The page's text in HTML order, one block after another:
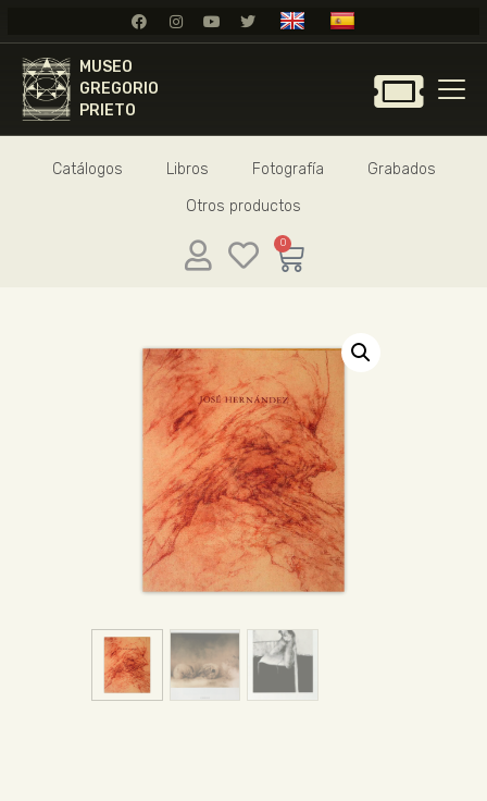
MUSEO
GREGORIO
PRIETO
Catálogos Libros Fotografía
Grabados
Otros productos
0
GREGORIO PRIETO
TIENDA
NOTICIAS